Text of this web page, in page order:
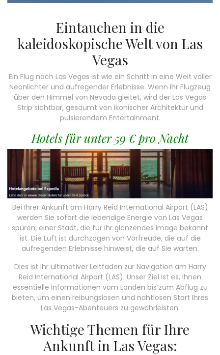
Eintauchen in die
kaleidoskopische Welt von Las
Vegas
Ein Flug nach Las Vegas ist wie ein Schritt in eine Welt voller
Neonlichter und aufregender Erlebnisse. Wenn Ihr Flugzeug
über den Himmel von Nevada gleitet, wird der Las Vegas
Strip sichtbar, gesäumt von ikonischer Architektur und
pulsierendem Entertainment.
Hotels für unter 59 € pro Nacht
Bei Ihrer Ankunft am Harry Reid International Airport (LAS)
werden Sie sofort die lebendige Energie von Las Vegas
spüren, einer Stadt, die für ihr glänzendes Image bekannt
ist. Die Luft ist durchzogen von Vorfreude, die auf die
aufregenden Erlebnisse hinweist, die auf Sie warten.
Dies ist Ihr ultimativer Leitfaden zur Navigation am Harry
Reid International Airport (LAS). Unser Ziel ist es, Ihnen
essentielle Informationen vom Landen bis zum Abflug zu
bieten, um einen reibungslosen und nahtlosen Start Ihres
Las Vegas-Abenteuers zu gewährleisten.
Wichtige Themen für Ihre
Ankunft in Las Vegas: